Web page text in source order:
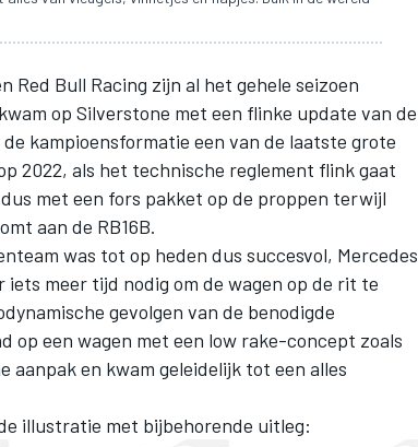
Red Bull Racing zijn al het gehele seizoen
kwam op Silverstone met een flinke update van de
kampioensformatie een van de laatste grote
2022, als het technische reglement flink gaat
met een fors pakket op de proppen terwijl
aan de RB16B.
was tot op heden dus succesvol, Mercedes
meer tijd nodig om de wagen op de rit te
gevolgen van de benodigde
op een wagen met een low rake-concept zoals
aanpak en kwam geleidelijk tot een alles
illustratie met bijbehorende uitleg: